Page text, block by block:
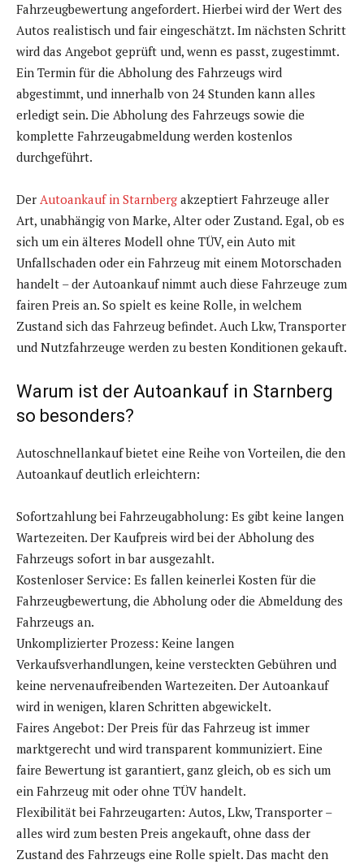
Fahrzeugbewertung angefordert. Hierbei wird der Wert des
Autos realistisch und fair eingeschätzt. Im nächsten Schritt
wird das Angebot geprüft und, wenn es passt, zugestimmt.
Ein Termin für die Abholung des Fahrzeugs wird
abgestimmt, und innerhalb von 24 Stunden kann alles
erledigt sein. Die Abholung des Fahrzeugs sowie die
komplette Fahrzeugabmeldung werden kostenlos
durchgeführt.
Der Autoankauf in Starnberg akzeptiert Fahrzeuge aller
Art, unabhängig von Marke, Alter oder Zustand. Egal, ob es
sich um ein älteres Modell ohne TÜV, ein Auto mit
Unfallschaden oder ein Fahrzeug mit einem Motorschaden
handelt – der Autoankauf nimmt auch diese Fahrzeuge zum
fairen Preis an. So spielt es keine Rolle, in welchem
Zustand sich das Fahrzeug befindet. Auch Lkw, Transporter
und Nutzfahrzeuge werden zu besten Konditionen gekauft.
Warum ist der Autoankauf in Starnberg
so besonders?
Autoschnellankauf bietet eine Reihe von Vorteilen, die den
Autoankauf deutlich erleichtern:
Sofortzahlung bei Fahrzeugabholung: Es gibt keine langen
Wartezeiten. Der Kaufpreis wird bei der Abholung des
Fahrzeugs sofort in bar ausgezahlt.
Kostenloser Service: Es fallen keinerlei Kosten für die
Fahrzeugbewertung, die Abholung oder die Abmeldung des
Fahrzeugs an.
Unkomplizierter Prozess: Keine langen
Verkaufsverhandlungen, keine versteckten Gebühren und
keine nervenaufreibenden Wartezeiten. Der Autoankauf
wird in wenigen, klaren Schritten abgewickelt.
Faires Angebot: Der Preis für das Fahrzeug ist immer
marktgerecht und wird transparent kommuniziert. Eine
faire Bewertung ist garantiert, ganz gleich, ob es sich um
ein Fahrzeug mit oder ohne TÜV handelt.
Flexibilität bei Fahrzeugarten: Autos, Lkw, Transporter –
alles wird zum besten Preis angekauft, ohne dass der
Zustand des Fahrzeugs eine Rolle spielt. Das macht den